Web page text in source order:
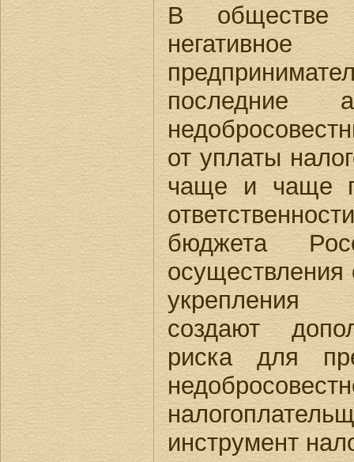
В обществе
последние
от уплаты
чаще и чаще
бюджета
укрепления
создают
риска для
инструмент